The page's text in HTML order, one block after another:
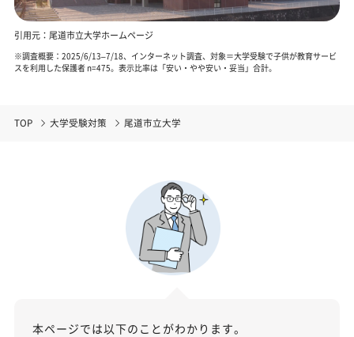
引用元：尾道市立大学ホームページ
※調査概要：2025/6/13–7/18、インターネット調査、対象＝大学受験で子供が教育サービ
スを利用した保護者 n=475。表示比率は「安い・やや安い・妥当」合計。
TOP 大学受験対策 尾道市立大学
本ページでは以下のことがわかります。